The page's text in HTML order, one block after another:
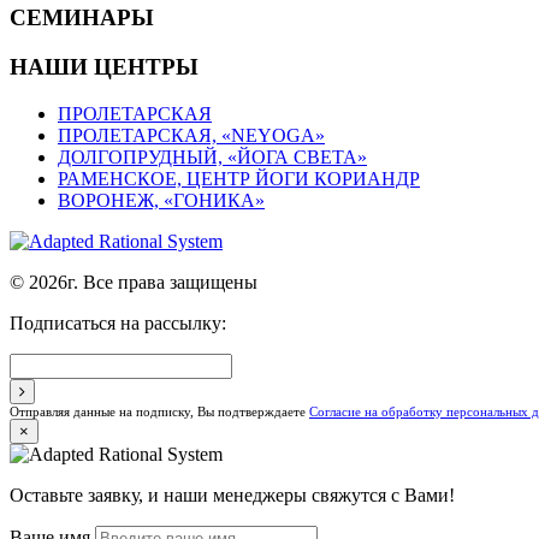
СЕМИНАРЫ
НАШИ ЦЕНТРЫ
ПРОЛЕТАРСКАЯ
ПРОЛЕТАРСКАЯ, «NEYOGA»
ДОЛГОПРУДНЫЙ, «ЙОГА СВЕТА»
РАМЕНСКОЕ, ЦЕНТР ЙОГИ КОРИАНДР
ВОРОНЕЖ, «ГОНИКА»
© 2026г. Все права защищены
Подписаться на рассылку:
Отправляя данные на подписку, Вы подтверждаете Согласие на обработку персональных
×
Оставьте заявку, и наши менеджеры свяжутся с Вами!